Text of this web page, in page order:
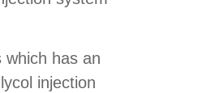
which has an
injection